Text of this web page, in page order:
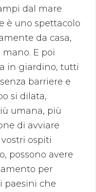
dal mare
è uno spettacolo
da casa,
E poi
in giardino, tutti
barriere e
si dilata,
umana, più
di avviare
ospiti
possono avere
per
paesini che